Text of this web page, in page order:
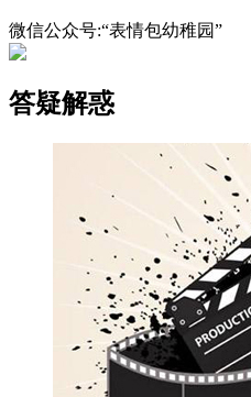
微信公众号:“表情包幼稚园”
答疑解惑